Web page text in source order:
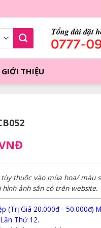
GIỚI THIỆU
thuộc vào mùa hoa/ màu
ảnh sẵn có trên website.
(Trị Giá 20.000đ - 50.000đ)
Thứ 12.